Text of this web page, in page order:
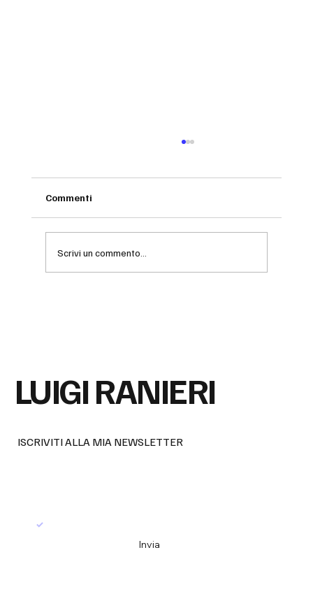
Commenti
Scrivi un commento...
LUIGI RANIERI
ISCRIVITI ALLA MIA NEWSLETTER
Invia